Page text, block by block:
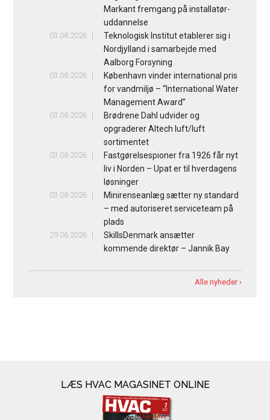
Markant fremgang på installatør-
uddannelse
03.08.2026
Teknologisk Institut etablerer sig i
Nordjylland i samarbejde med
Aalborg Forsyning
03.08.2026
København vinder international pris
for vandmiljø – “International Water
Management Award”
03.08.2026
Brødrene Dahl udvider og
opgraderer Altech luft/luft
sortimentet
03.08.2026
Fastgørelsespioner fra 1926 får nyt
liv i Norden – Upat er til hverdagens
løsninger
03.08.2026
Minirenseanlæg sætter ny standard
– med autoriseret serviceteam på
plads
29.06.2026
SkillsDenmark ansætter
kommende direktør – Jannik Bay
Alle nyheder ›
LÆS HVAC MAGASINET ONLINE